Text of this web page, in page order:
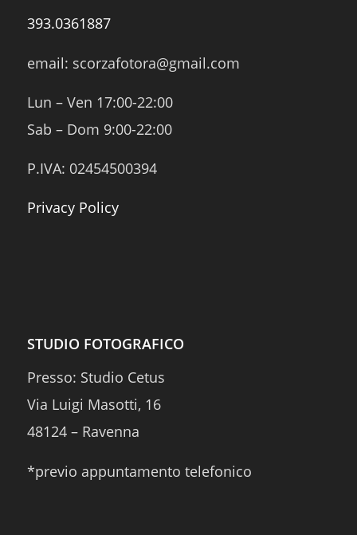
393.0361887
email: scorzafotora@gmail.com
Lun – Ven 17:00-22:00
Sab – Dom 9:00-22:00
P.IVA: 02454500394
Privacy Policy
STUDIO FOTOGRAFICO
Presso: Studio Cetus
Via Luigi Masotti, 16
48124 – Ravenna
*previo appuntamento telefonico